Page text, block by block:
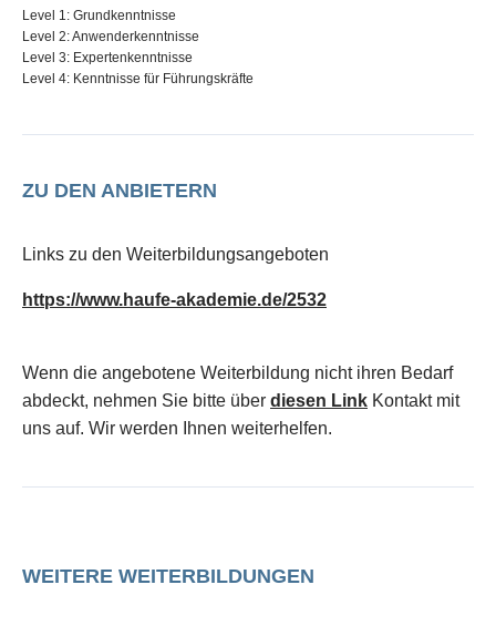
Level 1: Grundkenntnisse
Level 2: Anwenderkenntnisse
Level 3: Expertenkenntnisse
Level 4: Kenntnisse für Führungskräfte
ZU DEN ANBIETERN
Links zu den Weiterbildungsangeboten
https://www.haufe-akademie.de/2532
Wenn die angebotene Weiterbildung nicht ihren Bedarf
abdeckt, nehmen Sie bitte über diesen Link Kontakt mit
uns auf. Wir werden Ihnen weiterhelfen.
WEITERE WEITERBILDUNGEN